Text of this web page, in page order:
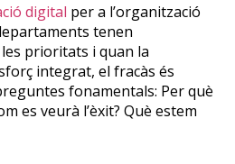
digital per a l’organització
tenen
prioritats i quan la
integrat, el fracàs és
fonamentals: Per què
es veurà l’èxit? Què estem